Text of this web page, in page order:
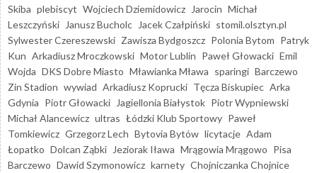
Skiba plebiscyt Wojciech Dziemidowicz Jarocin Michał
Leszczyński
Janusz Bucholc Jacek Czałpiński stomil.olsztyn.pl
Sylwester Czereszewski Zawisza Bydgoszcz Polonia Bytom Patryk
Kun Arkadiusz Mroczkowski Motor Lublin Paweł Głowacki Emil
Wojda DKS Dobre Miasto Mławianka Mława sparingi Barczewo
Zin Stadion wywiad Arkadiusz Koprucki Tęcza Biskupiec Arka
Gdynia Piotr Głowacki Jagiellonia Białystok Piotr Wypniewski
Michał Alancewicz ultras Łódzki Klub Sportowy Paweł
Tomkiewicz Grzegorz Lech Bytovia Bytów licytacje Adam
Łopatko Dolcan Ząbki Jeziorak Iława Mrągowia Mrągowo Pisa
Barczewo Dawid Szymonowicz karnety Chojniczanka Chojnice